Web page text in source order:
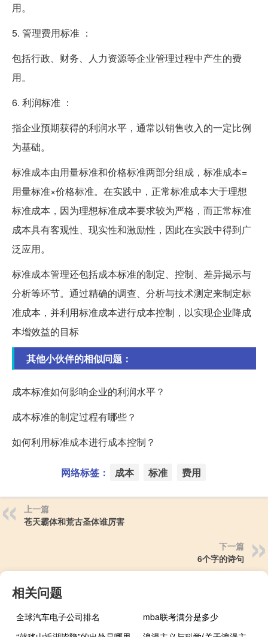
用。
5. 管理费用标准 ：
包括行政、财务、人力资源等企业管理过程中产生的费
用。
6. 利润标准 ：
指企业预期获得的利润水平，通常以销售收入的一定比例
为基础。
标准成本由用量标准和价格标准两部分组成，标准成本=
用量标准×价格标准。在实践中，正常标准成本大于理想
标准成本，因为理想标准成本要求较为严格，而正常标准
成本具有客观性、现实性和激励性，因此在实践中得到广
泛应用。
标准成本管理还包括成本标准的制定、控制、差异揭示与
分析等环节。通过精确的调查、分析与技术测定来制定标
准成本，并利用标准成本进行成本控制，以实现企业降成
本增效益的目标
其他小伙伴的相似问题：
成本标准如何影响企业的利润水平？
成本标准的制定过程有哪些？
如何利用标准成本进行成本控制？
网络标签： 成本 标准 费用
上一篇
苍天霸体和荒古圣体谁厉害
下一篇
6个字的诗句
相关问题
全球汽车电子公司排名
mba联考满分是多少